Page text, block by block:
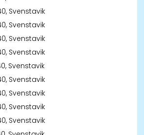
Svenstavik
Svenstavik
Svenstavik
Svenstavik
Svenstavik
Svenstavik
Svenstavik
Svenstavik
Svenstavik